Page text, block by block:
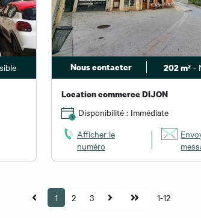
Nous contacter 202 m²-
Location commerce DIJON
Disponibilité : Immédiate
Afficher le
numéro
1 2 3 1-12